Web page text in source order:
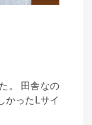
。 田舎なの
かったLサイ